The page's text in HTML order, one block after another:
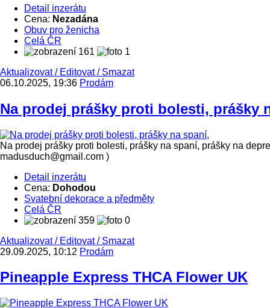
Detail inzerátu
Cena: Nezadána
Obuv pro ženicha
Celá ČR
161
1
Aktualizovat/ Editovat/ Smazat
06.10.2025, 19:36 Prodám
Na prodej prášky proti bolesti, prášky
Na prodej prášky proti bolesti, prášky na spaní, prášky na
madusduch@gmail.com )
Detail inzerátu
Cena: Dohodou
Svatební dekorace a předměty
Celá ČR
359
0
Aktualizovat/ Editovat/ Smazat
29.09.2025, 10:12 Prodám
Pineapple Express THCA Flower UK